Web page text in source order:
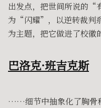
出发点，把世间所说的“
为“闪耀”，以逆转裁判
为主题，把它做进了校徽
巴洛克·班吉克斯
……细节中抽象化了胸骨